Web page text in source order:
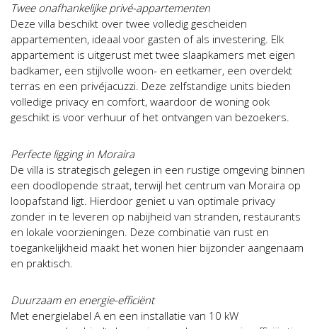
Twee onafhankelijke privé-appartementen
Deze villa beschikt over twee volledig gescheiden
appartementen, ideaal voor gasten of als investering. Elk
appartement is uitgerust met twee slaapkamers met eigen
badkamer, een stijlvolle woon- en eetkamer, een overdekt
terras en een privéjacuzzi. Deze zelfstandige units bieden
volledige privacy en comfort, waardoor de woning ook
geschikt is voor verhuur of het ontvangen van bezoekers.
Perfecte ligging in Moraira
De villa is strategisch gelegen in een rustige omgeving binnen
een doodlopende straat, terwijl het centrum van Moraira op
loopafstand ligt. Hierdoor geniet u van optimale privacy
zonder in te leveren op nabijheid van stranden, restaurants
en lokale voorzieningen. Deze combinatie van rust en
toegankelijkheid maakt het wonen hier bijzonder aangenaam
en praktisch.
Duurzaam en energie-efficiënt
Met energielabel A en een installatie van 10 kW